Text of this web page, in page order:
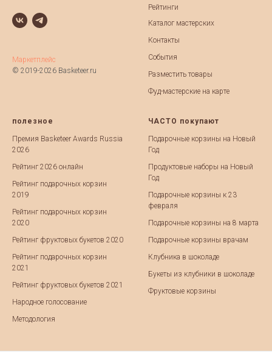
Маркетплейс
© 2019-2026 Basketeer.ru
Рейтинги
Каталог мастерских
Контакты
События
Разместить товары
Фуд-мастерские на карте
полезное
Премия Basketeer Awards Russia
2026
Рейтинг 2026 онлайн
Рейтинг подарочных корзин
2019
Рейтинг подарочных корзин
2020
Рейтинг фруктовых букетов 2020
Рейтинг подарочных корзин
2021
Рейтинг фруктовых букетов 2021
Народное голосование
Методология
ЧАСТО покупают
Подарочные корзины на Новый
Год
Продуктовые наборы на Новый
Год
Подарочные корзины к 23
февраля
Подарочные корзины на 8 марта
Подарочные корзины врачам
Клубника в шоколаде
Букеты из клубники в шоколаде
Фруктовые корзины